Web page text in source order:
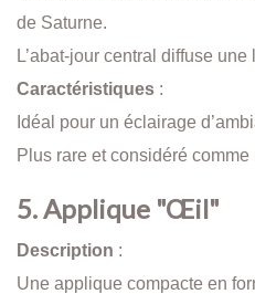
de Saturne.
L’abat-jour central diffuse
Caractéristiques :
Idéal pour un éclairage
Plus rare et considéré
5. Applique "Œil"
Description :
Une applique compacte en